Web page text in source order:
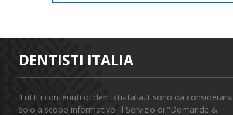
DENTISTI ITALIA
Tutti i contenuti di dentisti-italia.it sono da considerarsi
solo a scopo informativo. Il Servizio di "Domande &